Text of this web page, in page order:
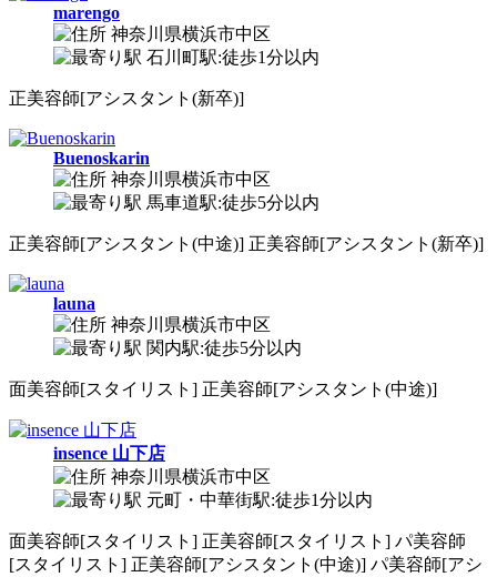
marengo
神奈川県横浜市中区
石川町駅:徒歩1分以内
正美容師[アシスタント(新卒)]
Buenoskarin
神奈川県横浜市中区
馬車道駅:徒歩5分以内
正美容師[アシスタント(中途)] 正美容師[アシスタント(新卒)]
launa
神奈川県横浜市中区
関内駅:徒歩5分以内
面美容師[スタイリスト] 正美容師[アシスタント(中途)]
insence 山下店
神奈川県横浜市中区
元町・中華街駅:徒歩1分以内
面美容師[スタイリスト] 正美容師[スタイリスト] パ美容師
[スタイリスト] 正美容師[アシスタント(中途)] パ美容師[アシ